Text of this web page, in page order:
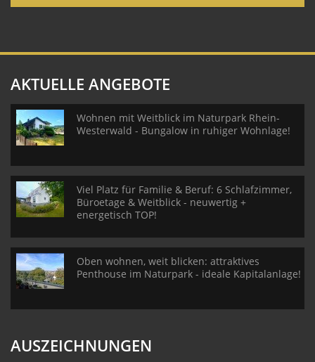
AKTUELLE ANGEBOTE
Wohnen mit Weitblick im Naturpark Rhein-
Westerwald - Bungalow in ruhiger Wohnlage!
Viel Platz für Familie & Beruf: 6 Schlafzimmer,
Büroetage & Weitblick - neuwertig +
energetisch TOP!
Oben wohnen, weit blicken: attraktives
Penthouse im Naturpark - ideale Kapitalanlage!
AUSZEICHNUNGEN